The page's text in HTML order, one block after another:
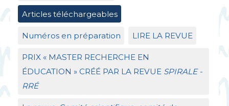
Articles téléchargeables
Numéros en préparation LIRE LA REVUE
PRIX« MASTER RECHERCHE EN
ÉDUCATION » CRÉÉ PAR LA REVUE SPIRALE-
RRÉ